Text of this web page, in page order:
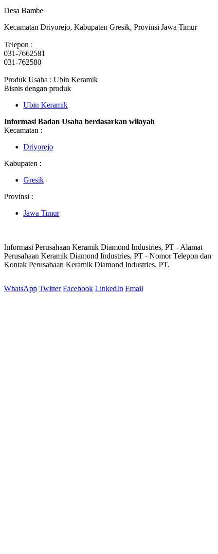
Desa Bambe
Kecamatan Driyorejo, Kabupaten Gresik, Provinsi Jawa Timur
Telepon :
031-7662581
031-762580
Produk Usaha : Ubin Keramik
Bisnis dengan produk
Ubin Keramik
Informasi Badan Usaha berdasarkan wilayah
Kecamatan :
Driyorejo
Kabupaten :
Gresik
Provinsi :
Jawa Timur
Informasi Perusahaan Keramik Diamond Industries, PT - Alamat
Perusahaan Keramik Diamond Industries, PT - Nomor Telepon dan
Kontak Perusahaan Keramik Diamond Industries, PT.
WhatsApp Twitter Facebook LinkedIn Email